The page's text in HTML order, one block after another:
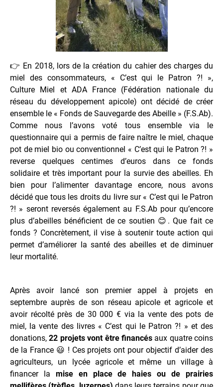
👉 En 2018, lors de la création du cahier des charges du
miel des consommateurs, « C’est qui le Patron ?! »,
Culture Miel et ADA France (Fédération nationale du
réseau du développement apicole) ont décidé de créer
ensemble le « Fonds de Sauvegarde des Abeille » (F.S.Ab).
Comme nous l’avons voté tous ensemble via le
questionnaire qui a permis de faire naître le miel, chaque
pot de miel bio ou conventionnel « C’est qui le Patron ?! »
reverse quelques centimes d’euros dans ce fonds
solidaire et très important pour la survie des abeilles. Eh
bien pour l’alimenter davantage encore, nous avons
décidé que tous les droits du livre sur « C’est qui le Patron
?! » seront reversés également au F.S.Ab pour qu’encore
plus d’abeilles bénéficient de ce soutien 😊. Que fait ce
fonds ? Concrètement, il vise à soutenir toute action qui
permet d’améliorer la santé des abeilles et de diminuer
leur mortalité.
Après avoir lancé son premier appel à projets en
septembre auprès de son réseau apicole et agricole et
avoir récolté près de 30 000 € via la vente des pots de
miel, la vente des livres « C’est qui le Patron ?! » et des
donations,22 projets vont être financésaux quatre coins
de la France 😃 ! Ces projets ont pour objectif d’aider des
agriculteurs, un lycée agricole et même un village à
financer la mise en place de haies ou de prairies